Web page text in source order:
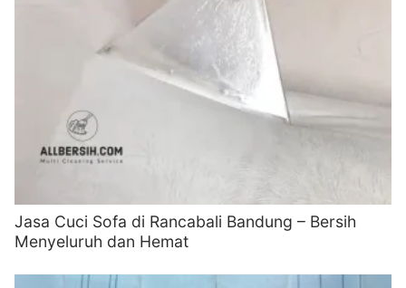
Jasa Cuci Sofa di Rancabali Bandung – Bersih
Menyeluruh dan Hemat